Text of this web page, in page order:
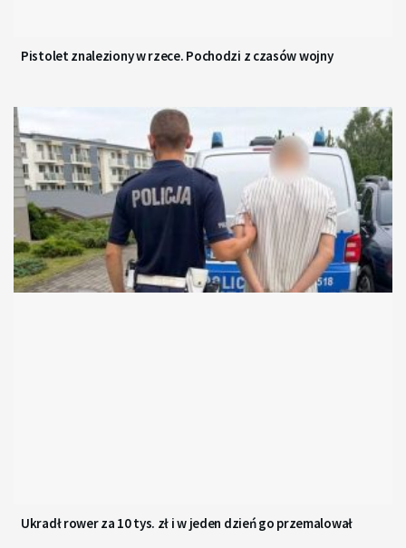
Pistolet znaleziony w rzece. Pochodzi z czasów wojny
Ukradł rower za 10 tys. zł i w jeden dzień go przemalował